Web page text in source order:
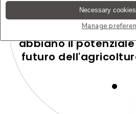
Necessary
Manage
agricoltori perché
stiano già
cambiamento di
abbiano il
futuro